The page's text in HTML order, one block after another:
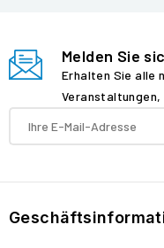
Melden Sie
Erhalten Sie alle
Veranstaltungen,